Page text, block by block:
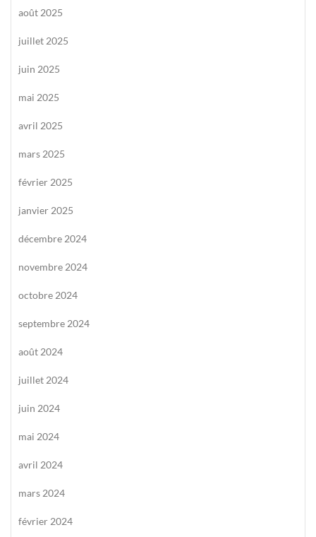
août 2025
juillet 2025
juin 2025
mai 2025
avril 2025
mars 2025
février 2025
janvier 2025
décembre 2024
novembre 2024
octobre 2024
septembre 2024
août 2024
juillet 2024
juin 2024
mai 2024
avril 2024
mars 2024
février 2024